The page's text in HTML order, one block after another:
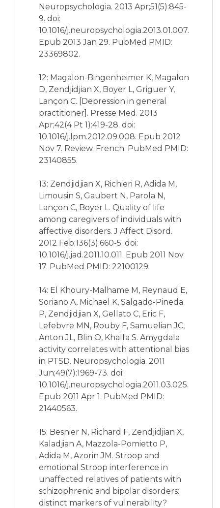
Neuropsychologia. 2013 Apr;51(5):845-
9. doi:
10.1016/j.neuropsychologia.2013.01.007.
Epub 2013 Jan 29. PubMed PMID:
23369802.
12: Magalon-Bingenheimer K, Magalon
D, Zendjidjian X, Boyer L, Griguer Y,
Lançon C. [Depression in general
practitioner]. Presse Med. 2013
Apr;42(4 Pt 1):419-28. doi:
10.1016/j.lpm.2012.09.008. Epub 2012
Nov 7. Review. French. PubMed PMID:
23140855.
13: Zendjidjian X, Richieri R, Adida M,
Limousin S, Gaubert N, Parola N,
Lançon C, Boyer L. Quality of life
among caregivers of individuals with
affective disorders. J Affect Disord.
2012 Feb;136(3):660-5. doi:
10.1016/j.jad.2011.10.011. Epub 2011 Nov
17. PubMed PMID: 22100129.
14: El Khoury-Malhame M, Reynaud E,
Soriano A, Michael K, Salgado-Pineda
P, Zendjidjian X, Gellato C, Eric F,
Lefebvre MN, Rouby F, Samuelian JC,
Anton JL, Blin O, Khalfa S. Amygdala
activity correlates with attentional bias
in PTSD. Neuropsychologia. 2011
Jun;49(7):1969-73. doi:
10.1016/j.neuropsychologia.2011.03.025.
Epub 2011 Apr 1. PubMed PMID:
21440563.
15: Besnier N, Richard F, Zendjidjian X,
Kaladjian A, Mazzola-Pomietto P,
Adida M, Azorin JM. Stroop and
emotional Stroop interference in
unaffected relatives of patients with
schizophrenic and bipolar disorders:
distinct markers of vulnerability?